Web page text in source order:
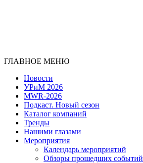
ГЛАВНОЕ МЕНЮ
Новости
УРиМ 2026
MWR-2026
Подкаст. Новый сезон
Каталог компаний
Тренды
Нашими глазами
Мероприятия
Календарь мероприятий
Обзоры прошедших событий